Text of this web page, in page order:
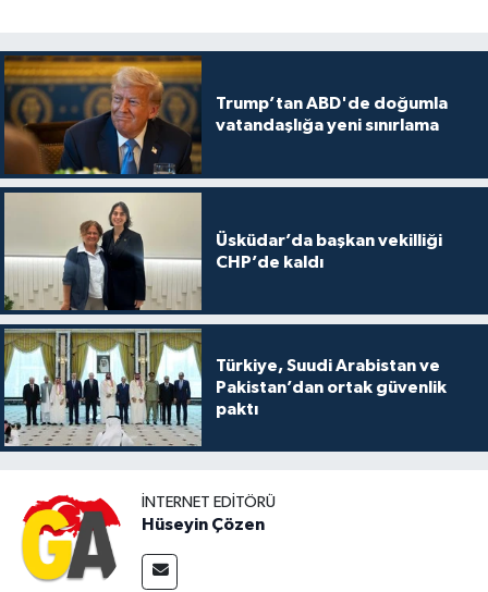
Trump’tan ABD'de doğumla
vatandaşlığa yeni sınırlama
Üsküdar’da başkan vekilliği
CHP’de kaldı
Türkiye, Suudi Arabistan ve
Pakistan’dan ortak güvenlik
paktı
İNTERNET EDITÖRÜ
Hüseyin Çözen